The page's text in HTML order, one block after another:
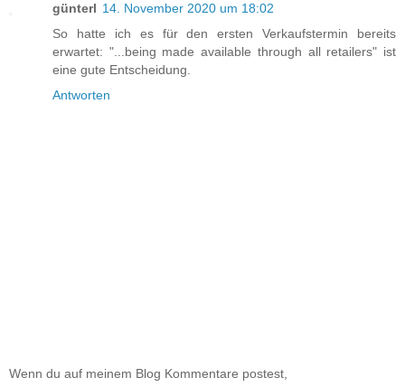
günterl 14. November 2020 um 18:02
So hatte ich es für den ersten Verkaufstermin bereits
erwartet: "...being made available through all retailers" ist
eine gute Entscheidung.
Antworten
Wenn du auf meinem Blog Kommentare postest,